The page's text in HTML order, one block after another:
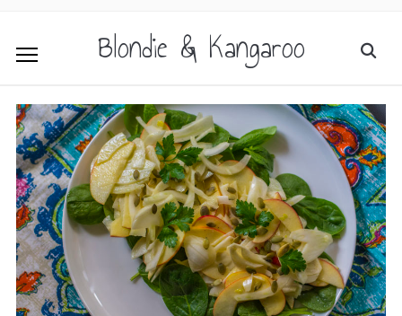
Blondie & Kangaroo